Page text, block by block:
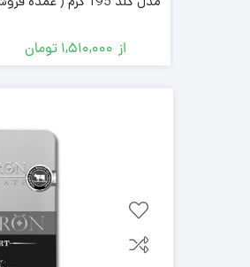
از 1,510,000 تومان